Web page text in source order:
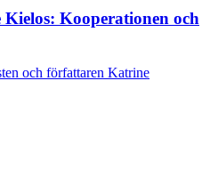
Kooperationen och
och författaren Katrine